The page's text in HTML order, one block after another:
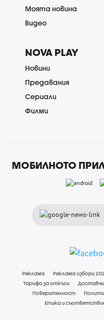
Моята новина
Видео
NOVA PLAY
Новини
Предавания
Сериали
Филми
МОБИЛНОТО
Реклама Реклама избори
Тарифа за откъси
Поверителност
Етика и